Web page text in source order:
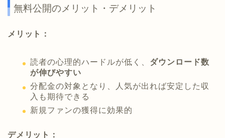
無料公開のメリット・デメリット
メリット：
読者の心理的ハードルが低く、 ダウンロード数
が伸びやすい
分配金の対象となり、人気が出れば安定した収
入も期待できる
新規ファンの獲得に効果的
デメリット：